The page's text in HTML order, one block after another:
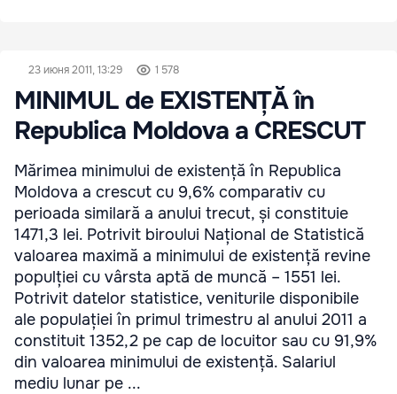
23 июня 2011, 13:29 1 578
MINIMUL de EXISTENȚĂ în
Republica Moldova a CRESCUT
Mărimea minimului de existență în Republica
Moldova a crescut cu 9,6% comparativ cu
perioada similară a anului trecut, și constituie
1471,3 lei. Potrivit biroului Național de Statistică
valoarea maximă a minimului de existență revine
populției cu vârsta aptă de muncă – 1551 lei.
Potrivit datelor statistice, veniturile disponibile
ale populației în primul trimestru al anului 2011 a
constituit 1352,2 pe cap de locuitor sau cu 91,9%
din valoarea minimului de existență. Salariul
mediu lunar pe ...